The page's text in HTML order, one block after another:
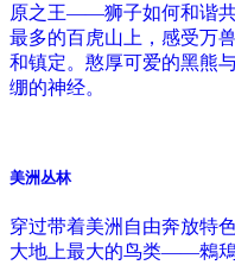
原之王——狮子如何和谐
最多的百虎山上，感受万
和镇定。憨厚可爱的黑熊
绷的神经。
美洲丛林
穿过带着美洲自由奔放特
大地上最大的鸟类——鶆